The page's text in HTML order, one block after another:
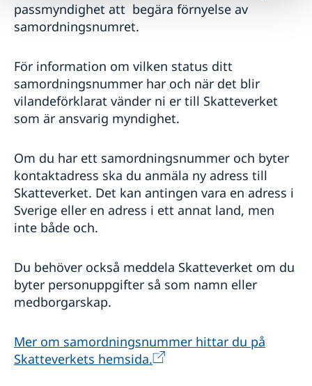
passmyndighet att begära förnyelse av
samordningsnumret.
För information om vilken status ditt
samordningsnummer har och när det blir
vilandeförklarat vänder ni er till Skatteverket
som är ansvarig myndighet.
Om du har ett samordningsnummer och byter
kontaktadress ska du anmäla ny adress till
Skatteverket. Det kan antingen vara en adress i
Sverige eller en adress i ett annat land, men
inte både och.
Du behöver också meddela Skatteverket om du
byter personuppgifter så som namn eller
medborgarskap.
Mer om samordningsnummer hittar du på
Skatteverkets hemsida.